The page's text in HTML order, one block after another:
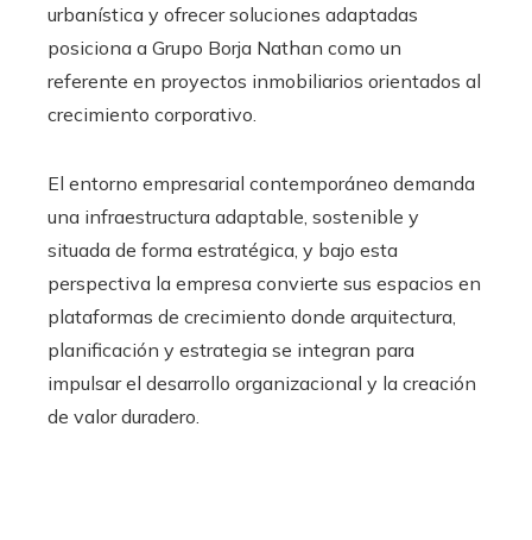
urbanística y ofrecer soluciones adaptadas
posiciona a Grupo Borja Nathan como un
referente en proyectos inmobiliarios orientados al
crecimiento corporativo.
El entorno empresarial contemporáneo demanda
una infraestructura adaptable, sostenible y
situada de forma estratégica, y bajo esta
perspectiva la empresa convierte sus espacios en
plataformas de crecimiento donde arquitectura,
planificación y estrategia se integran para
impulsar el desarrollo organizacional y la creación
de valor duradero.